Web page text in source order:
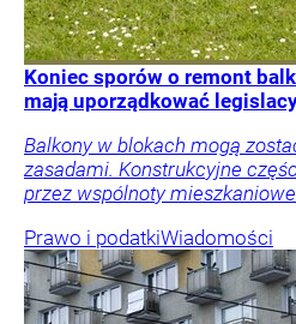
Koniec sporów o remont
mają uporządkować
Balkony w blokach mogą
zasadami. Konstrukcyjne
przez wspólnoty
Prawo i podatkiWiadomości